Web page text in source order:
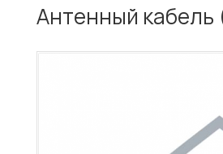
Антенный кабель